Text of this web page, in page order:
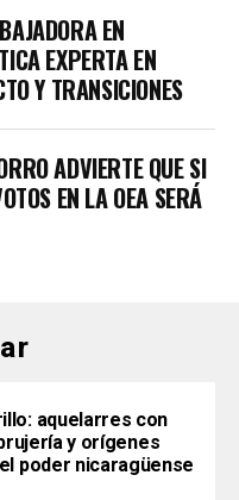
EN
EXPERTA EN
Y TRANSICIONES
ADVIERTE QUE SI
EN LA OEA SERÁ
aquelarres con
y orígenes
poder nicaragüense